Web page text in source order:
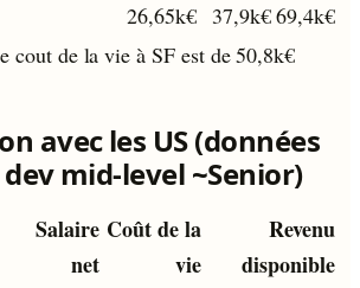
26,65k€ 37,9k€69,4k€
cout de la vie à SF est de 50,8k€
avec les US (données
mid-level ~Senior)
Salaire
net
Coût de la
vie
Revenu
disponible